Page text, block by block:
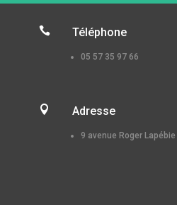
 Téléphone
05 57 35 97 66
 Adresse
9 avenue Roger